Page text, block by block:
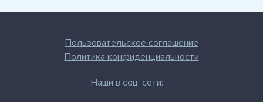
Пользовательское соглашение
Политика конфиденциальности
Наши в соц. сети: